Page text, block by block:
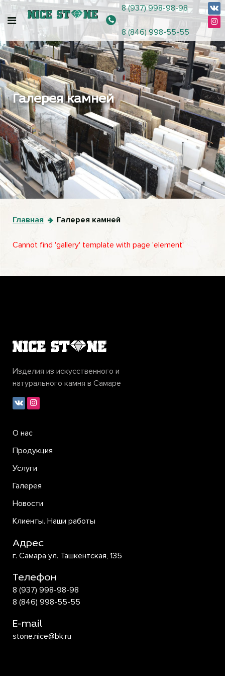
8 (937) 998-98-98
8 (846) 998-55-55
Галерея камней
Главная Галерея камней
Cannot find 'gallery' template with page 'element'
Изделия из искусственного и
натурального камня в Самаре
О нас
Продукция
Услуги
Галерея
Новости
Клиенты. Наши работы
Адрес
г. Самара ул. Ташкентская, 135
Телефон
8 (937) 998-98-98
8 (846) 998-55-55
E-mail
stone.nice@bk.ru